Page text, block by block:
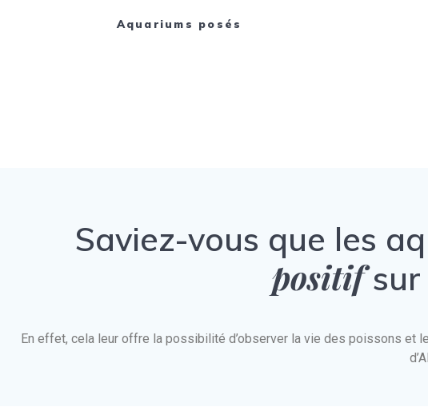
Aquariums posés
Saviez-vous que les
positifsur
En effet, cela leur offre la possibilité d’observer la vie des poissons et